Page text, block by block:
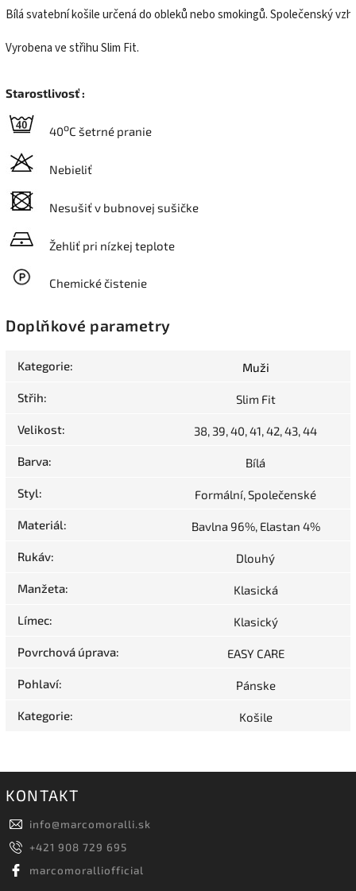
Bílá svatební košile určená do obleků nebo smokingů. Společenský
Vyrobena ve střihu Slim Fit.
Starostlivosť :
40oC šetrné pranie
Nebieliť
Nesušiť v bubnovej sušičke
Žehliť pri nízkej teplote
Chemické čistenie
Doplňkové parametry
Kategorie: Muži
Střih: Slim Fit
Velikost: 38, 39, 40, 41, 42, 43, 44
Barva: Bílá
Styl: Formální, Společenské
Materiál: Bavlna 96%, Elastan 4%
Rukáv: Dlouhý
Manžeta: Klasická
Límec: Klasický
Povrchová úprava: EASY CARE
Pohlaví: Pánske
Kategorie: Košile
KONTAKT
info@marcomoralli.sk
+421 908 729 695
marcomoralliofficial